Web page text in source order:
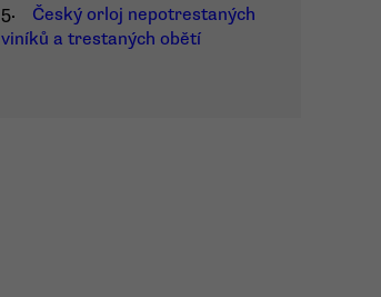
5.
Český orloj nepotrestaných
viníků a trestaných obětí